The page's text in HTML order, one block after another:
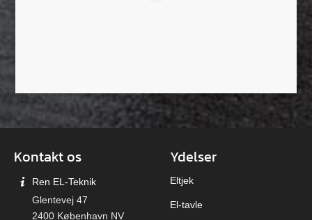
Kontakt os
Ren EL-Teknik
Glentevej 47
2400 København NV
Ydelser
Eltjek
El-tavle